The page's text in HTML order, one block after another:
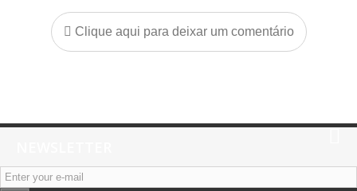
Clique aqui para deixar um comentário